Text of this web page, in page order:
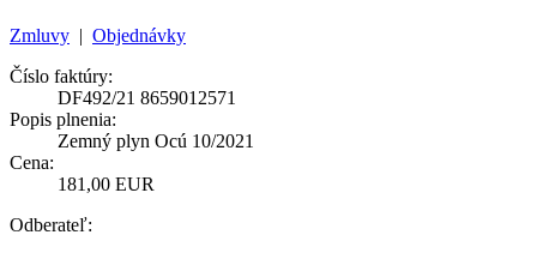
Zmluvy | Objednávky
Číslo faktúry:
DF492/21 8659012571
Popis plnenia:
Zemný plyn Ocú 10/2021
Cena:
181,00 EUR
Odberateľ: